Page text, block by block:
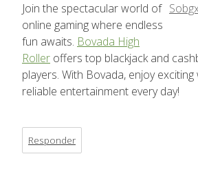
Join the spectacular world of
online gaming where endless
fun awaits. Bovada High
Roller offers top blackjack and
players. With Bovada, enjoy
reliable entertainment every day!
Responder